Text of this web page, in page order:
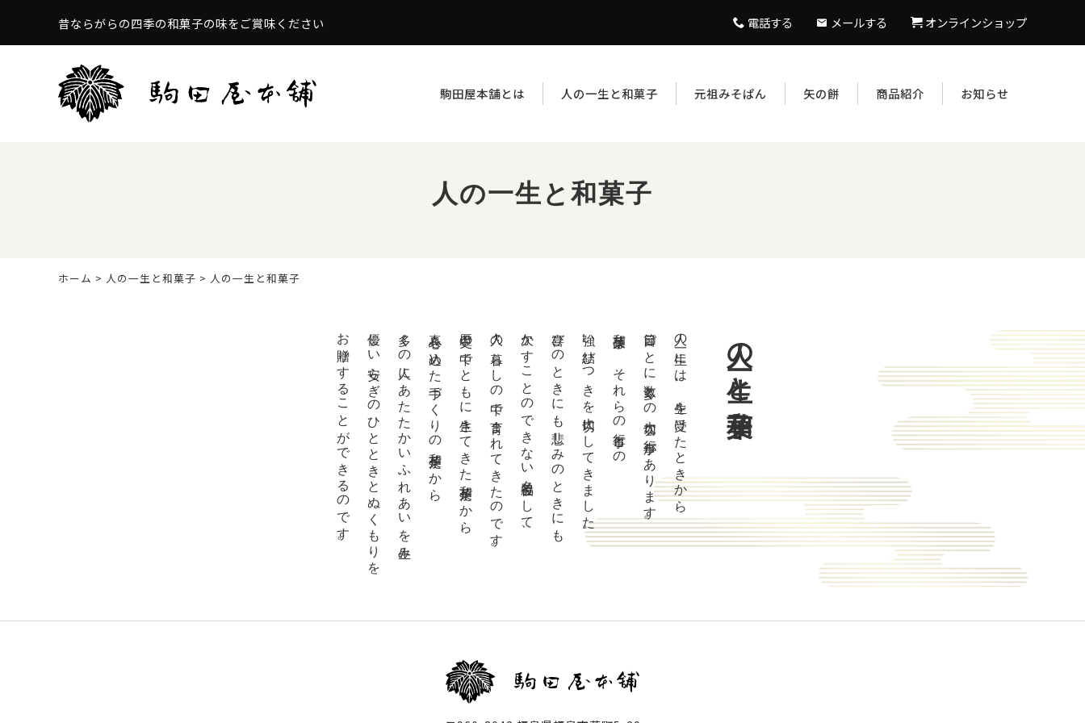
昔ならがらの四季の和菓子の味をご賞味ください 電話する メールする オンラインショップ
駒田屋本舗とは 人の一生と和菓子 元祖みそぱん 矢の餅 商品紹介 お知らせ
人の一生と和菓子
ホーム > 人の一生と和菓子 > 人の一生と和菓子
人の一生と和菓子
人の一生には、生を受けたときから、
節目ごとに数多くの大切な行事があります。
和菓子は、それらの行事との
強い結びつきを大切にしてきました。
喜びのときにも悲しみのときにも
欠かすことのできない名脇役として、
人々の暮らしの中で育まれてきたのです。
歴史の中でともに生きてきた和菓子だから、
真心を込めた手づくりの和菓子だから、
多くの人にあたたかいふれあいを生み、
優しい安らぎのひとときとぬくもりを
お贈りすることができるのです。